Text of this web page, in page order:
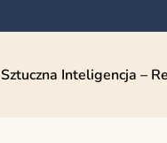
Sztuczna Inteligencja –